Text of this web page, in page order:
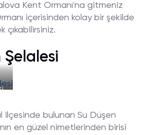
Kent Ormanı'na gitmeniz
içerisinden kolay bir şekilde
çıkabilirsiniz.
Şelalesi
ilçesinde bulunan Su Düşen
en güzel nimetlerinden birisi